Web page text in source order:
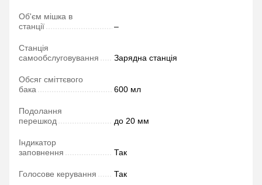
Об'єм мішка в
станції
–
Станція
самообслуговування
Зарядна станція
Обсяг сміттєвого
бака
600 мл
Подолання
перешкод
до 20 мм
Індикатор
заповнення
Так
Голосове керування Так